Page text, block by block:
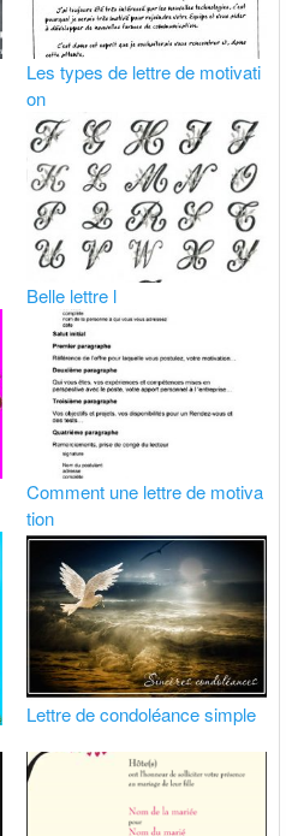
Les types de lettre de motivati
on
Belle lettre l
Comment une lettre de motiva
tion
Lettre de condoléance simple